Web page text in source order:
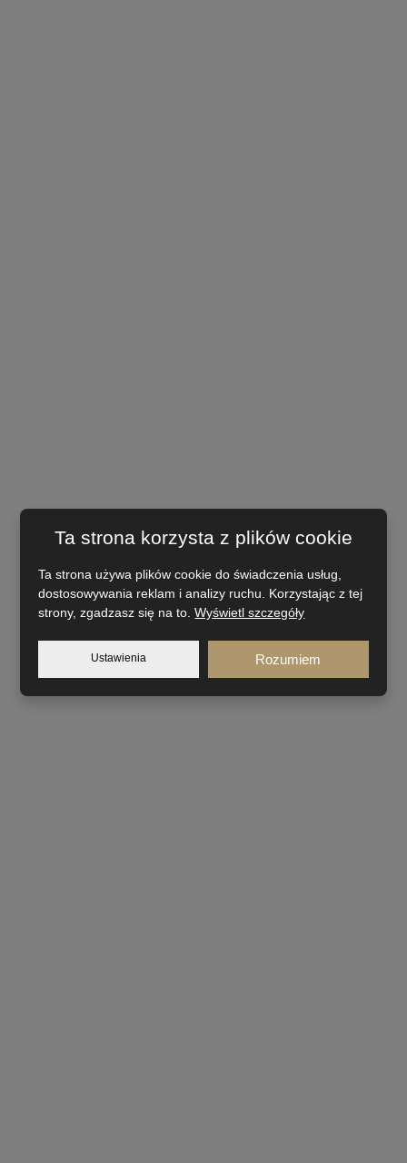
Ta strona korzysta z plików cookie
Ta strona używa plików cookie do świadczenia usług,
dostosowywania reklam i analizy ruchu. Korzystając z tej
strony, zgadzasz się na to.Wyświetl szczegóły
Ustawienia Rozumiem